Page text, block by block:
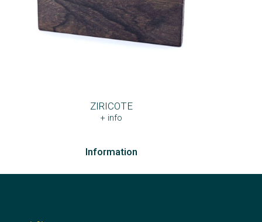
Information
ZIRICOTE
+ info